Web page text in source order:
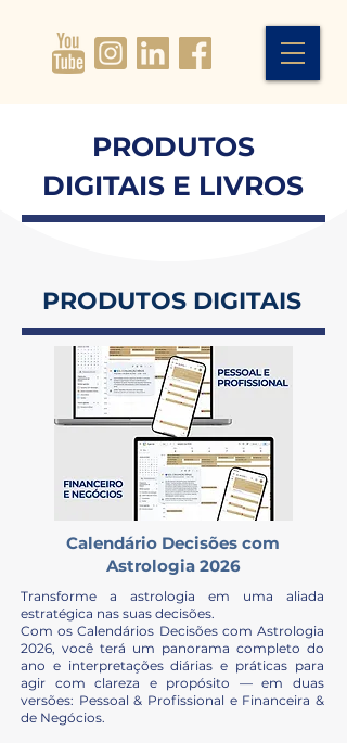
PRODUTOS
DIGITAIS E LIVROS
PRODUTOS DIGITAIS
Calendário Decisões com
Astrologia 2026
Transforme a astrologia em uma aliada
estratégica nas suas decisões.
Com os Calendários Decisões com Astrologia
2026, você terá um panorama completo do
ano e interpretações diárias e práticas para
agir com clareza e propósito — em duas
versões: Pessoal & Profissional e Financeira &
de Negócios.